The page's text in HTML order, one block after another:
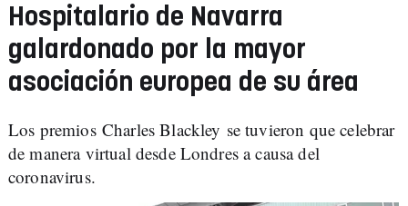
Hospitalario de Navarra
galardonado por la mayor
asociación europea de su área
Los premios Charles Blackley se tuvieron que celebrar
de manera virtual desde Londres a causa del
coronavirus.